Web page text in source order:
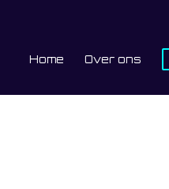
Home Over ons